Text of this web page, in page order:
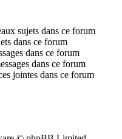
sujets dans ce forum
dans ce forum
dans ce forum
dans ce forum
jointes dans ce forum